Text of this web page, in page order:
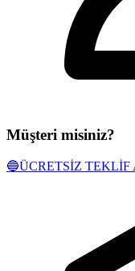
Müşteri misiniz?
🔵ÜCRETSİZ TEKLİF